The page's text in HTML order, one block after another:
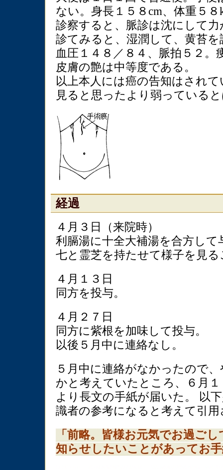
ない。身長１５８cm、体重５８
診察すると、脈診は沈にして
診てみると、湿潤して、黄苔を
血圧１４８／８４、脈拍５２。
皮膚の艶は中等度である。
以上本人には癌の告知はされ
見ると思ったより弱っている
経過
４月３日（来院時）
利膈湯に十全大補湯を合方し
七と霊芝を持たせて様子を見
４月１３日
同方を投与。
４月２７日
同方に紫根を加味して投与。
以後５月中に連絡なし。
５月中に連絡がなかったので
かと考えていたところ、６月
より長文の手紙が届いた。 以
識者の参考になると考えて引
「前略。皆様お元気でお過ご
知らせしたいことがあってお